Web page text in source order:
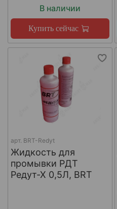
В наличии
Купить сейчас
арт. BRT-Redyt
Жидкость для
промывки РДТ
Редут-Х 0,5Л, BRT